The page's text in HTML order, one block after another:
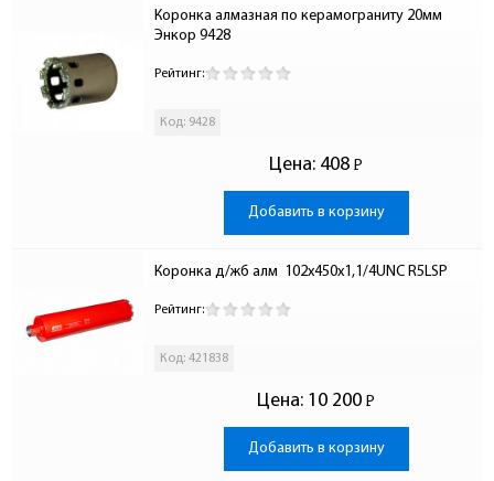
Коронка алмазная по керамограниту 20мм
Энкор 9428
Рейтинг:
Код: 9428
Цена: 408 Р
-
Добавить в корзину
Коронка д/жб алм  102х450х1,1/4UNC R5LSP
Рейтинг:
Код: 421838
Цена: 10 200 Р
-
Добавить в корзину